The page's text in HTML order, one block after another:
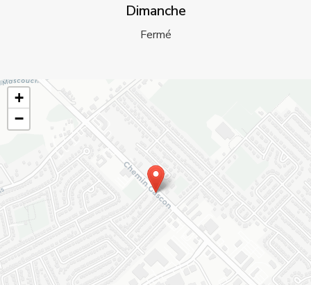
Dimanche
Fermé
+
−